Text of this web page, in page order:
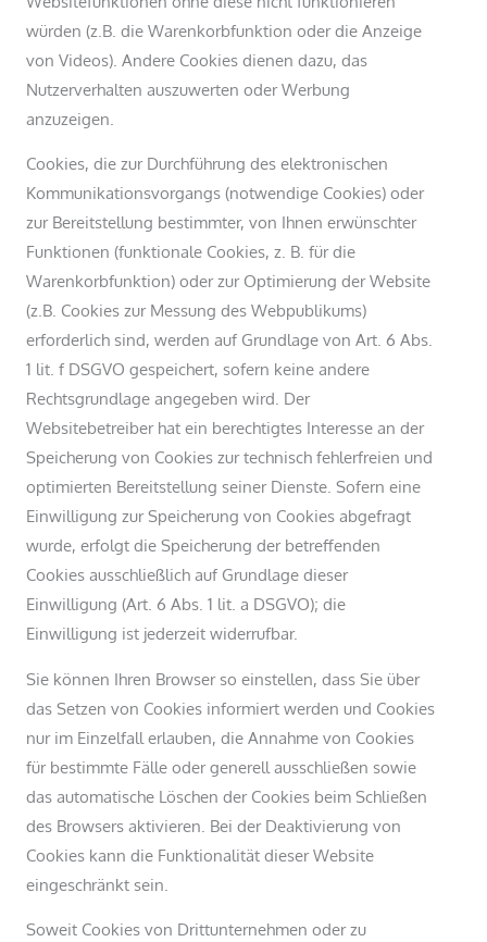
würden (z.B. die Warenkorbfunktion oder die Anzeige
von Videos). Andere Cookies dienen dazu, das
Nutzerverhalten auszuwerten oder Werbung
anzuzeigen.
Cookies, die zur Durchführung des elektronischen
Kommunikationsvorgangs (notwendige Cookies) oder
zur Bereitstellung bestimmter, von Ihnen erwünschter
Funktionen (funktionale Cookies, z. B. für die
Warenkorbfunktion) oder zur Optimierung der Website
(z.B. Cookies zur Messung des Webpublikums)
erforderlich sind, werden auf Grundlage von Art. 6 Abs.
1 lit. f DSGVO gespeichert, sofern keine andere
Rechtsgrundlage angegeben wird. Der
Websitebetreiber hat ein berechtigtes Interesse an der
Speicherung von Cookies zur technisch fehlerfreien und
optimierten Bereitstellung seiner Dienste. Sofern eine
Einwilligung zur Speicherung von Cookies abgefragt
wurde, erfolgt die Speicherung der betreffenden
Cookies ausschließlich auf Grundlage dieser
Einwilligung (Art. 6 Abs. 1 lit. a DSGVO); die
Einwilligung ist jederzeit widerrufbar.
Sie können Ihren Browser so einstellen, dass Sie über
das Setzen von Cookies informiert werden und Cookies
nur im Einzelfall erlauben, die Annahme von Cookies
für bestimmte Fälle oder generell ausschließen sowie
das automatische Löschen der Cookies beim Schließen
des Browsers aktivieren. Bei der Deaktivierung von
Cookies kann die Funktionalität dieser Website
eingeschränkt sein.
Soweit Cookies von Drittunternehmen oder zu